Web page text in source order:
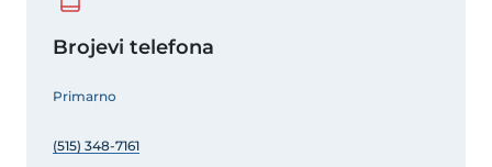
Brojevi telefona
Primarno
(515) 348-7161